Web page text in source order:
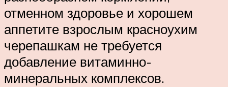
отменном здоровье и хорошем
аппетите взрослым красноухим
черепашкам не требуется
добавление витаминно-
минеральных комплексов.